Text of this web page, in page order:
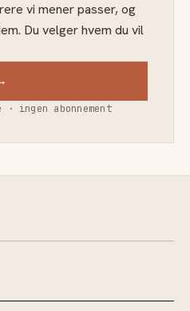
vi mener passer, og
Du velger hvem du vil
ingen abonnement